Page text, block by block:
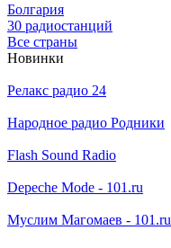
Болгария
30 радиостанций
Все страны
Новинки
Релакс радио 24
Народное радио Родники
Flash Sound Radio
Depeche Mode - 101.ru
Муслим Магомаев - 101.ru